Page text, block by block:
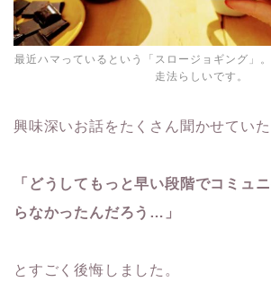
最近ハマっているという「スロージョギング」
走法らしいです。
興味深いお話をたくさん聞かせていた
「どうしてもっと早い段階でコミュ
らなかったんだろう…」
とすごく後悔しました。